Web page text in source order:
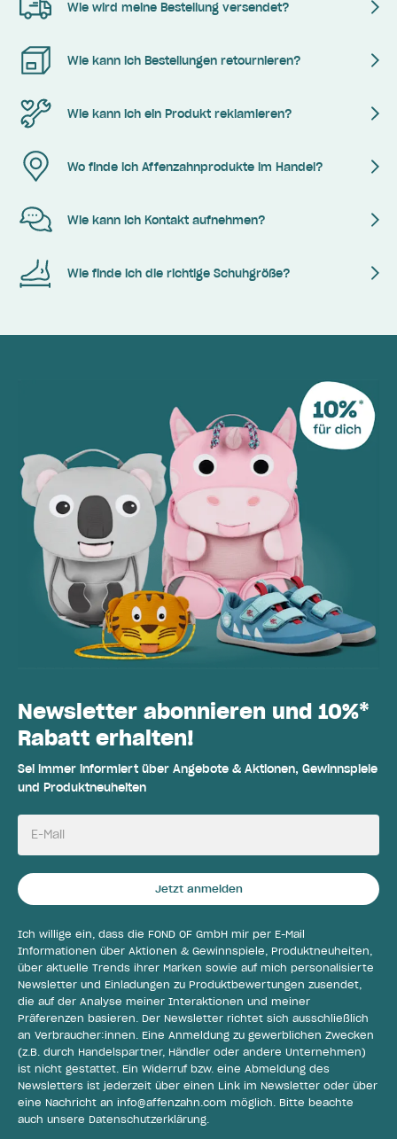
Wie wird meine Bestellung versendet?
Wie kann ich Bestellungen retournieren?
Wie kann ich ein Produkt reklamieren?
Wo finde ich Affenzahnprodukte im Handel?
Wie kann ich Kontakt aufnehmen?
Wie finde ich die richtige Schuhgröße?
Newsletter abonnieren und 10%*
Rabatt erhalten!
Sei immer informiert über Angebote & Aktionen, Gewinnspiele
und Produktneuheiten
E-Mail
Jetzt anmelden
Ich willige ein, dass die FOND OF GmbH mir per E-Mail
Informationen über Aktionen & Gewinnspiele, Produktneuheiten,
über aktuelle Trends ihrer Marken sowie auf mich personalisierte
Newsletter und Einladungen zu Produktbewertungen zusendet,
die auf der Analyse meiner Interaktionen und meiner
Präferenzen basieren. Der Newsletter richtet sich ausschließlich
an Verbraucher:innen. Eine Anmeldung zu gewerblichen Zwecken
(z.B. durch Handelspartner, Händler oder andere Unternehmen)
ist nicht gestattet. Ein Widerruf bzw. eine Abmeldung des
Newsletters ist jederzeit über einen Link im Newsletter oder über
eine Nachricht an info@affenzahn.com möglich. Bitte beachte
auch unsere Datenschutzerklärung.